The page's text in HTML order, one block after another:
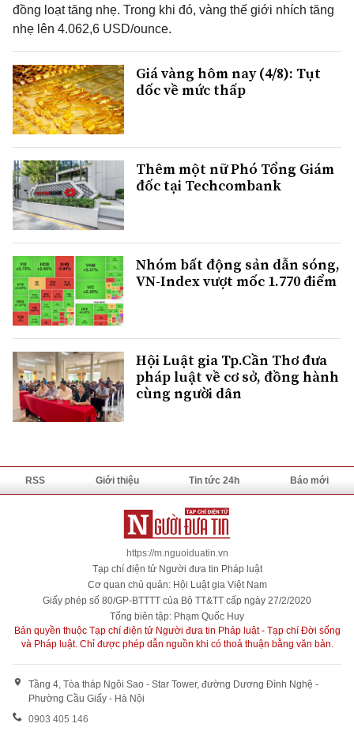
đồng loạt tăng nhẹ. Trong khi đó, vàng thế giới nhích tăng
nhẹ lên 4.062,6 USD/ounce.
Giá vàng hôm nay (4/8): Tụt
dốc về mức thấp
Thêm một nữ Phó Tổng Giám
đốc tại Techcombank
Nhóm bất động sản dẫn sóng,
VN-Index vượt mốc 1.770 điểm
Hội Luật gia Tp.Cần Thơ đưa
pháp luật về cơ sở, đồng hành
cùng người dân
RSS Giới thiệu Tin tức 24h Báo mới
https://m.nguoiduatin.vn
Tạp chí điện tử Người đưa tin Pháp luật
Cơ quan chủ quản: Hội Luật gia Việt Nam
Giấy phép số 80/GP-BTTTT của Bộ TT&TT cấp ngày 27/2/2020
Tổng biên tập: Phạm Quốc Huy
Bản quyền thuộc Tạp chí điện tử Người đưa tin Pháp luật - Tạp chí Đời sống
và Pháp luật. Chỉ được phép dẫn nguồn khi có thoả thuận bằng văn bản.
Tầng 4, Tòa tháp Ngôi Sao - Star Tower, đường Dương Đình Nghệ -
Phường Cầu Giấy - Hà Nội
0903 405 146